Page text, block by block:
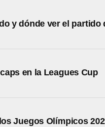
y dónde ver el partido
en la Leagues Cup
Juegos Olímpicos